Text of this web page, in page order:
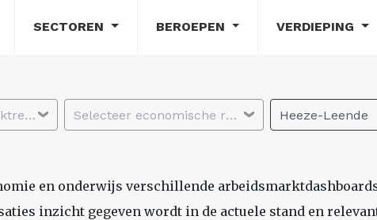
SECTOREN BEROEPEN VERDIEPING
Selecteer arbeidsmarktregio Selecteer economische regio Heeze-Leende
en onderwijs verschillende
inzicht gegeven wordt in de actuele stand en